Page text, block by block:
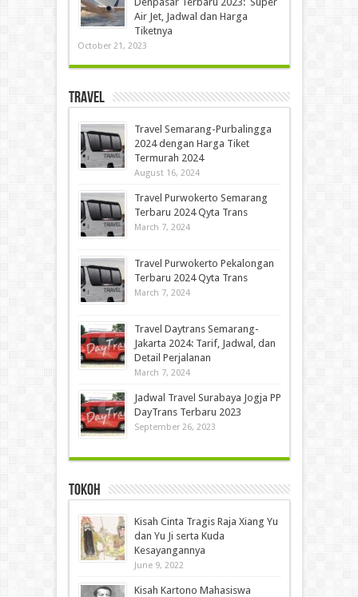
Air Jet, Jadwal dan Harga
Tiketnya
October 21, 2023
Travel
Travel Semarang-Purbalingga
2024 dengan Harga Tiket
Termurah 2024
August 16, 2024
Travel Purwokerto Semarang
Terbaru 2024 Qyta Trans
March 7, 2024
Travel Purwokerto Pekalongan
Terbaru 2024 Qyta Trans
March 7, 2024
Travel Daytrans Semarang-
Jakarta 2024: Tarif, Jadwal, dan
Detail Perjalanan
March 7, 2024
Jadwal Travel Surabaya Jogja PP
DayTrans Terbaru 2023
September 26, 2023
Tokoh
Kisah Cinta Tragis Raja Xiang Yu
dan Yu Ji serta Kuda
Kesayangannya
June 9, 2022
Kisah Kartono Mahasiswa